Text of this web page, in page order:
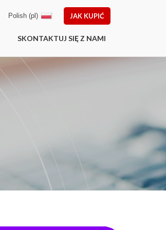
JAK KUPIĆ
Polish (pl)
SKONTAKTUJ SIĘ Z NAMI